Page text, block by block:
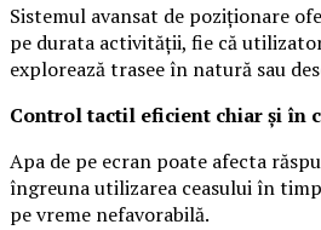
Sistemul avansat de poziționare
pe durata activității, fie că
explorează trasee în natură sau
Control tactil eficient chiar și în
Apa de pe ecran poate afecta
îngreuna utilizarea ceasului în
pe vreme nefavorabilă.